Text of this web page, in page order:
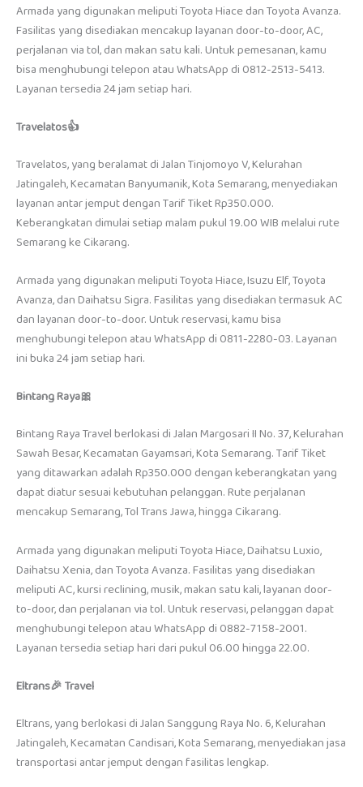
Armada yang digunakan meliputi Toyota Hiace dan Toyota Avanza.
Fasilitas yang disediakan mencakup layanan door-to-door, AC,
perjalanan via tol, dan makan satu kali. Untuk pemesanan, kamu
bisa menghubungi telepon atau WhatsApp di 0812-2513-5413.
Layanan tersedia 24 jam setiap hari.
Travelatos👍
Travelatos, yang beralamat di Jalan Tinjomoyo V, Kelurahan
Jatingaleh, Kecamatan Banyumanik, Kota Semarang, menyediakan
layanan antar jemput dengan Tarif Tiket Rp350.000.
Keberangkatan dimulai setiap malam pukul 19.00 WIB melalui rute
Semarang ke Cikarang.
Armada yang digunakan meliputi Toyota Hiace, Isuzu Elf, Toyota
Avanza, dan Daihatsu Sigra. Fasilitas yang disediakan termasuk AC
dan layanan door-to-door. Untuk reservasi, kamu bisa
menghubungi telepon atau WhatsApp di 0811-2280-03. Layanan
ini buka 24 jam setiap hari.
Bintang Raya🎀
Bintang Raya Travel berlokasi di Jalan Margosari II No. 37, Kelurahan
Sawah Besar, Kecamatan Gayamsari, Kota Semarang. Tarif Tiket
yang ditawarkan adalah Rp350.000 dengan keberangkatan yang
dapat diatur sesuai kebutuhan pelanggan. Rute perjalanan
mencakup Semarang, Tol Trans Jawa, hingga Cikarang.
Armada yang digunakan meliputi Toyota Hiace, Daihatsu Luxio,
Daihatsu Xenia, dan Toyota Avanza. Fasilitas yang disediakan
meliputi AC, kursi reclining, musik, makan satu kali, layanan door-
to-door, dan perjalanan via tol. Untuk reservasi, pelanggan dapat
menghubungi telepon atau WhatsApp di 0882-7158-2001.
Layanan tersedia setiap hari dari pukul 06.00 hingga 22.00.
Eltrans🎉Travel
Eltrans, yang berlokasi di Jalan Sanggung Raya No. 6, Kelurahan
Jatingaleh, Kecamatan Candisari, Kota Semarang, menyediakan jasa
transportasi antar jemput dengan fasilitas lengkap.